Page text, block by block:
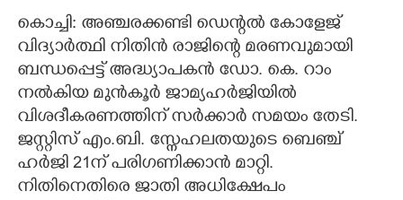
LIFESTYLE
SPIRITUAL
INFO+
ART
കൊച്ചി: അഞ്ചരക്കണ്ടി ഡെന്റൽ കോളേജ്
വിദ്യാർത്ഥി നിതിൻ രാജിന്റെ മരണവുമായി
ബന്ധപ്പെട്ട് അദ്ധ്യാപകൻ ഡോ. കെ. റാം
നൽകിയ മുൻകൂർ ജാമ്യഹർജിയിൽ
വിശദീകരണത്തിന് സർക്കാർ സമയം തേടി.
ജസ്റ്റിസ് എം.ബി. സ്നേഹലതയുടെ ബെഞ്ച്
ഹർജി 21ന് പരിഗണിക്കാൻ മാറ്റി.
നിതിനെതിരെ ജാതി അധിക്ഷേപം